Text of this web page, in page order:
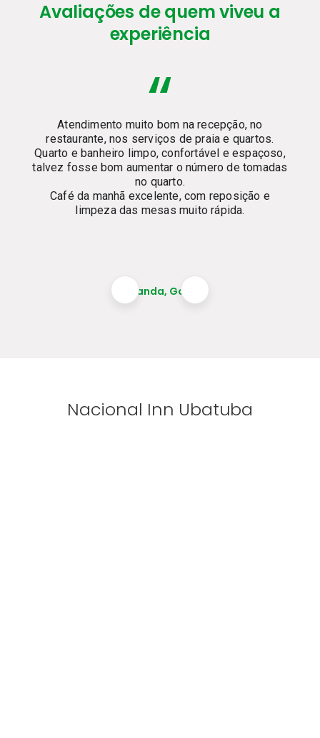
Avaliações de quem viveu a
experiência
“
Atendimento muito bom na recepção, no
restaurante, nos serviços de praia e quartos.
Quarto e banheiro limpo, confortável e espaçoso,
talvez fosse bom aumentar o número de tomadas
no quarto.
Café da manhã excelente, com reposição e
limpeza das mesas muito rápida.
Fernanda, Google
Nacional Inn Ubatuba